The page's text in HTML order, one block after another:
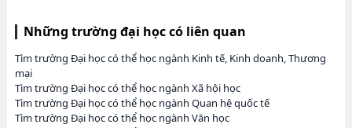
Những trường đại học có liên quan
Tìm trường Đại học có thể học ngành Kinh tế, Kinh doanh, Thương
mại
Tìm trường Đại học có thể học ngành Xã hội học
Tìm trường Đại học có thể học ngành Quan hệ quốc tế
Tìm trường Đại học có thể học ngành Văn học